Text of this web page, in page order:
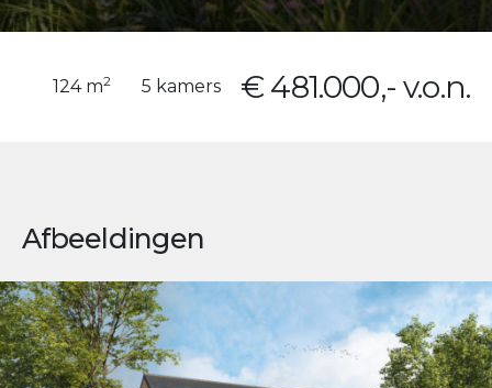
124 m2 5 kamers € 481.000,- v.o.n.
Afbeeldingen